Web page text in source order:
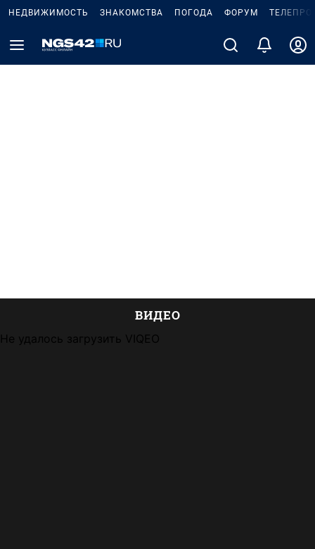
НЕДВИЖИМОСТЬ ЗНАКОМСТВА ПОГОДА ФОРУМ
ВИДЕО
Не удалось загрузить VIQEO